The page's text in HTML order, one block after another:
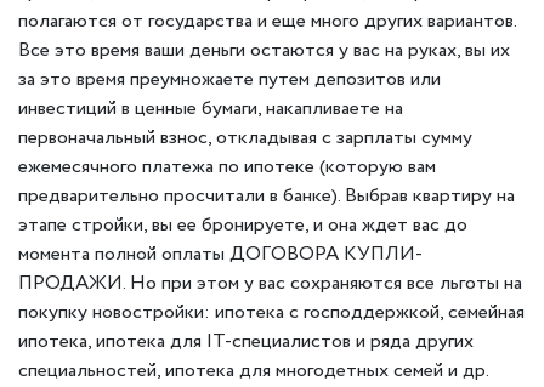
полагаются от государства и еще много других вариантов.
Все это время ваши деньги остаются у вас на руках, вы их
за это время преумножаете путем депозитов или
инвестиций в ценные бумаги, накапливаете на
первоначальный взнос, откладывая с зарплаты сумму
ежемесячного платежа по ипотеке (которую вам
предварительно просчитали в банке). Выбрав квартиру на
этапе стройки, вы ее бронируете, и она ждет вас до
момента полной оплаты ДОГОВОРА КУПЛИ-
ПРОДАЖИ. Но при этом у вас сохраняются все льготы на
покупку новостройки: ипотека с господдержкой, семейная
ипотека, ипотека для IT-специалистов и ряда других
специальностей, ипотека для многодетных семей и др.